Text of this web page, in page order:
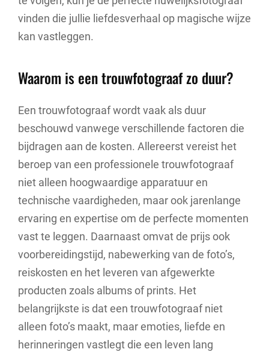
vinden die jullie liefdesverhaal op magische wijze
kan vastleggen.
Waarom is een trouwfotograaf zo duur?
Een trouwfotograaf wordt vaak als duur
beschouwd vanwege verschillende factoren die
bijdragen aan de kosten. Allereerst vereist het
beroep van een professionele trouwfotograaf
niet alleen hoogwaardige apparatuur en
technische vaardigheden, maar ook jarenlange
ervaring en expertise om de perfecte momenten
vast te leggen. Daarnaast omvat de prijs ook
voorbereidingstijd, nabewerking van de foto’s,
reiskosten en het leveren van afgewerkte
producten zoals albums of prints. Het
belangrijkste is dat een trouwfotograaf niet
alleen foto’s maakt, maar emoties, liefde en
herinneringen vastlegt die een leven lang